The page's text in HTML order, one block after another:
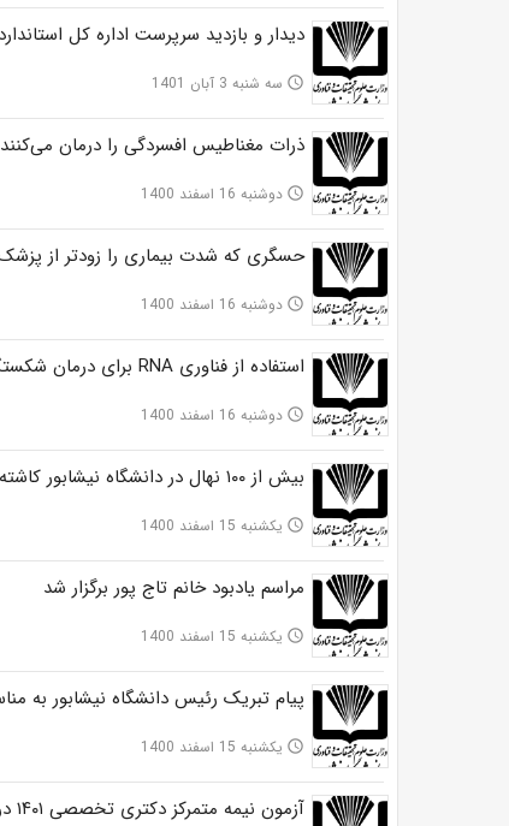
دیدار و بازدید سرپرست اداره کل
access_time سه شنبه 3 آبان 1401
ذرات مغناطیس افسردگی را درمان می‌کنند
access_time دوشنبه 16 اسفند 1400
حسگری که شدت بیماری را زودتر از
access_time دوشنبه 16 اسفند 1400
استفاده از فناوری RNA برای درمان شکستگی استخوان
access_time دوشنبه 16 اسفند 1400
بیش از ۱۰۰ نهال در دانشگاه نیشابور کاشته شد
access_time یکشنبه 15 اسفند 1400
مراسم یادبود خانم تاج پور برگزار شد
access_time یکشنبه 15 اسفند 1400
پیام تبریک رئیس دانشگاه نیشابور به
access_time یکشنبه 15 اسفند 1400
آزمون نیمه متمرکز دکتری تخصصی ۱۴۰۱ در دانشگاه نیشابور برگزار شد